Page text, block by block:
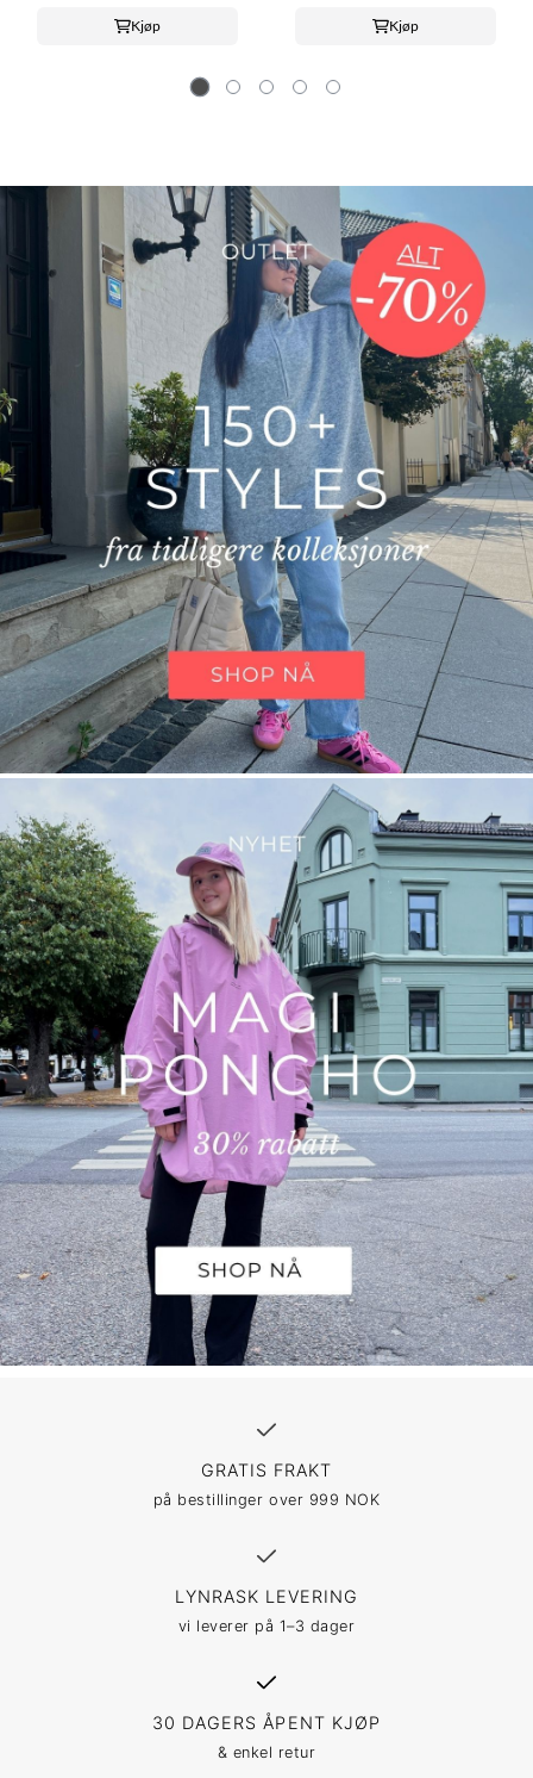
Kjøp Kjøp
GRATIS FRAKT
på bestillinger over 999 NOK
LYNRASK LEVERING
vi leverer på 1–3 dager
30 DAGERS ÅPENT KJØP
& enkel retur